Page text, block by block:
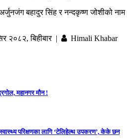
बहादुर सिंह र नन्दकृष्ण जोशीको नाम
२०८२, बिहीबार | Himali Khabar
महानगर मौन !
परिक्षणका लागि ‘टेलिहेल्थ उपकरण’, केके छन